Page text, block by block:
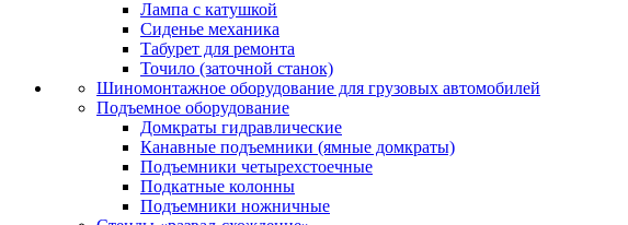
Лампа с катушкой
Сиденье механика
Табурет для ремонта
Точило (заточной станок)
Шиномонтажное оборудование для грузовых автомобилей
Подъемное оборудование
Домкраты гидравлические
Канавные подъемники (ямные домкраты)
Подъемники четырехстоечные
Подкатные колонны
Подъемники ножничные